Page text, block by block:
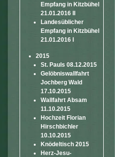
Empfang in Kitzbühel
21.01.2016 II
Landesüblicher
Empfang in Kitzbühel
21.01.2016 I
2015
St. Pauls 08.12.2015
Gelöbniswallfahrt
Jochberg Wald
17.10.2015
Wallfahrt Absam
11.10.2015
Hochzeit Florian
Hirschbichler
10.10.2015
Knödeltisch 2015
Herz-Jesu-